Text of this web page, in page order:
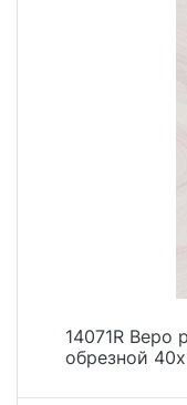
14071R Веро
обрезной